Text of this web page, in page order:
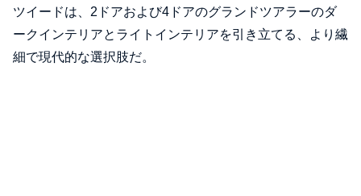
ツイードは、2ドアおよび4ドアのグランドツアラーのダ
ークインテリアとライトインテリアを引き立てる、より繊
細で現代的な選択肢だ。